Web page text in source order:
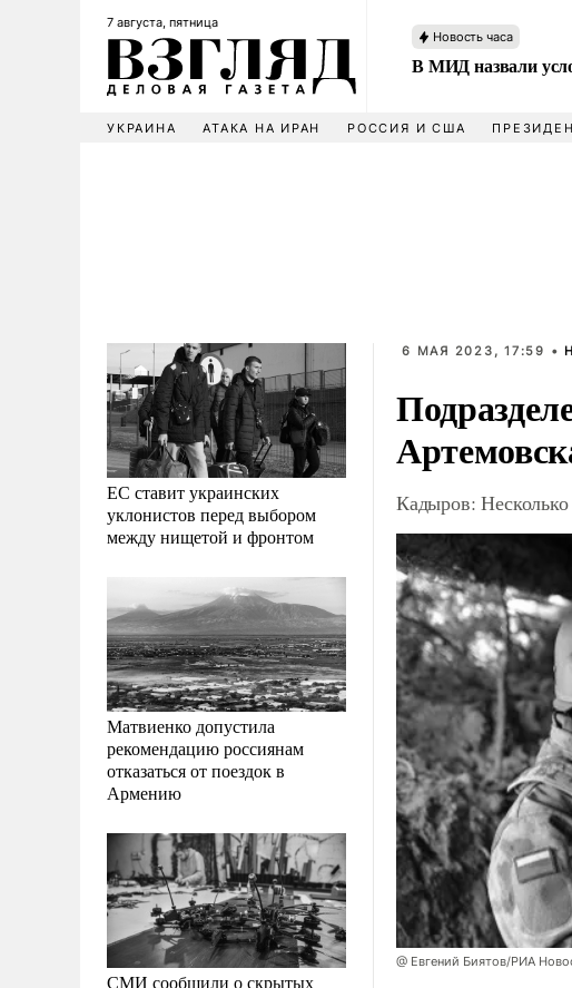
7 августа, пятница
Новость часа
В МИД назвали
УКРАИНА АТАКА НА ИРАН РОССИЯ И США
ЕС ставит украинских
уклонистов перед выбором
между нищетой и фронтом
Матвиенко допустила
рекомендацию россиянам
отказаться от поездок в
Армению
СМИ сообщили о скрытых
6 МАЯ 2023, 17:59 •
Кадыров:
@ Евгений Биятов/РИА